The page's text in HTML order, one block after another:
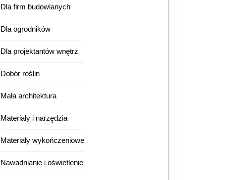
Dla firm budowlanych
Dla ogrodników
Dla projektantów wnętrz
Dobór roślin
Mała architektura
Materiały i narzędzia
Materiały wykończeniowe
Nawadnianie i oświetlenie